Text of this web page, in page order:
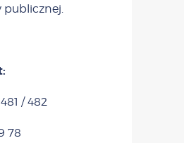
publicznej.
/ 482
78